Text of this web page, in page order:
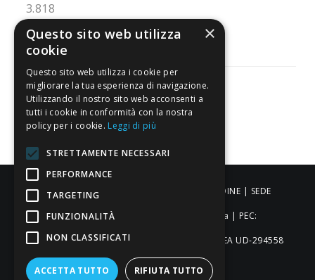
3.818
Recensioni
Pagamenti sicuri
ALDIGIÙ S.R.L. | Via Cortazzis 15 33100 - UDINE | SEDE
OPERATIVA: Via del Progresso 3 - Padova | PEC:
aldigiusrl@pec.it | C.F. e P.IVA 02873920306 REA UD-294558
Capitale sociale: € 27.086,97
×
Questo sito web utilizza
cookie
Questo sito web utilizza i cookie per
migliorare la tua esperienza di navigazione.
Utilizzando il nostro sito web acconsenti a
tutti i cookie in conformità con la nostra
policy per i cookie. Leggi di più
STRETTAMENTE NECESSARI
PERFORMANCE
TARGETING
FUNZIONALITÀ
NON CLASSIFICATI
ACCETTA TUTTO RIFIUTA TUTTO